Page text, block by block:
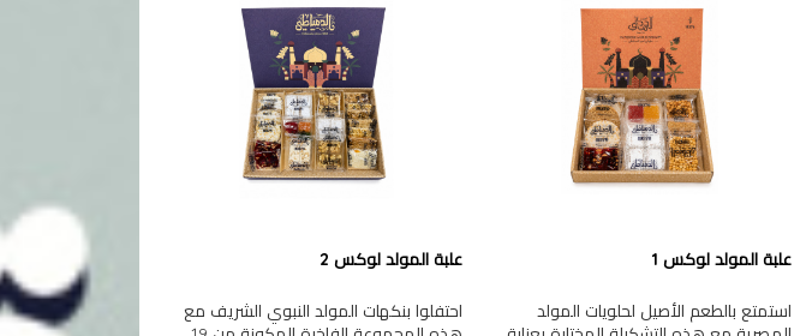
علبة المولد لوكس 1
استمتع بالطعم الأصيل لحلويات المولد
علبة المولد لوكس 2
احتفلوا بنكهات المولد النبوي الشريف مع